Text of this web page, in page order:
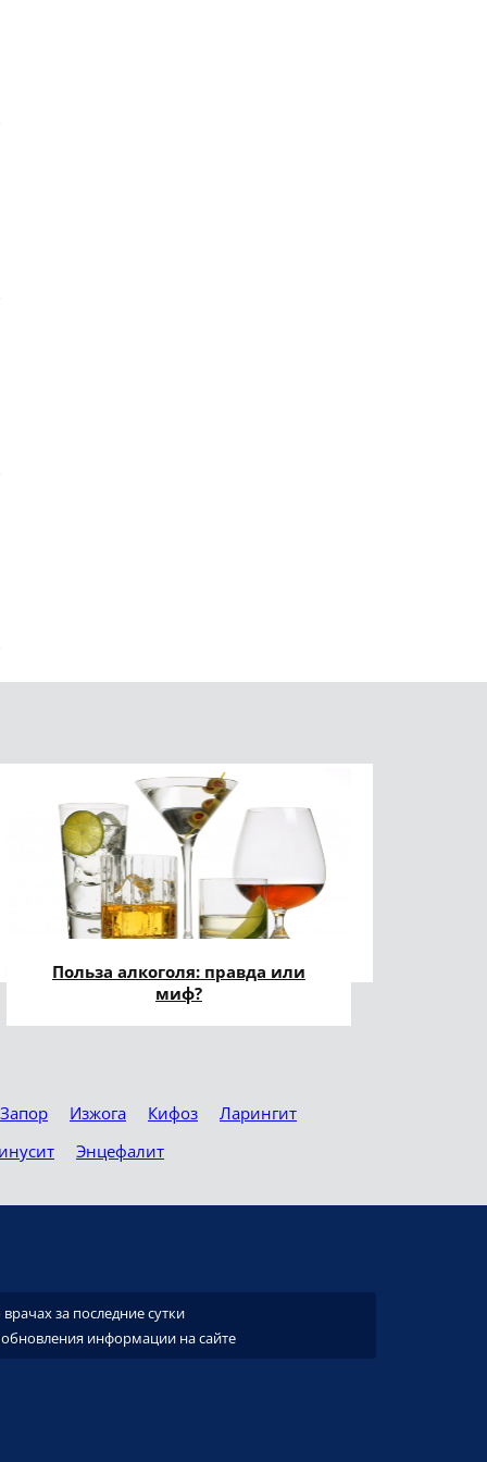
Польза алкоголя: правда или
миф?
Запор Изжога Кифоз
Ларингит
Энцефалит
за последние сутки
обновления информации на сайте